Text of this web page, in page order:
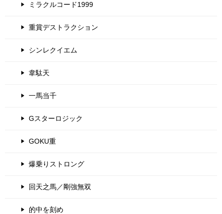
ミラクルコード1999
重賞デストラクション
シンレクイエム
韋駄天
一馬当千
Gスターロジック
GOKU重
爆乗りストロング
回天之馬／剛強無双
的中を刻め